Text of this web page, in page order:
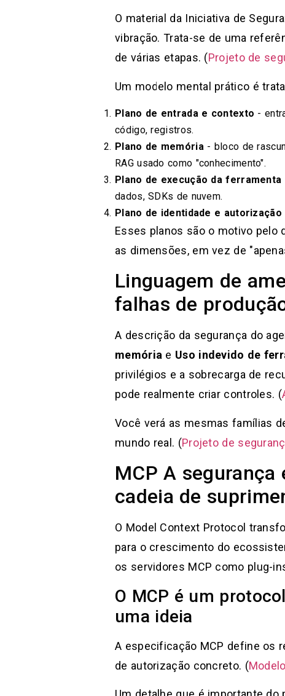
O material da Iniciativa de
vibração. Trata-se de uma
de várias etapas. (Projeto de
Um modelo mental prático é
Plano de entrada e contexto -
código, registros.
Plano de memória- bloco de
RAG usado como "conhecimento".
Plano de execução da ferramenta
dados, SDKs de nuvem.
Plano de identidade e autorização
Esses planos são o motivo pelo
as dimensões, em vez de
Linguagem de
falhas de
A descrição da segurança do
memória e Uso indevido de
privilégios e a sobrecarga de
pode realmente criar controles. (
Você verá as mesmas famílias
mundo real. (Projeto de
MCP A
cadeia de
O Model Context Protocol
para o crescimento do
os servidores MCP como plug-
O MCP é um
uma ideia
A especificação MCP define os
de autorização concreto. (